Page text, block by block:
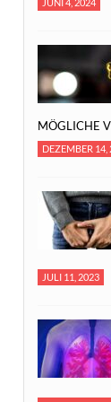
MÖGLICHE
DEZEMBER 14,
JULI 11, 2023